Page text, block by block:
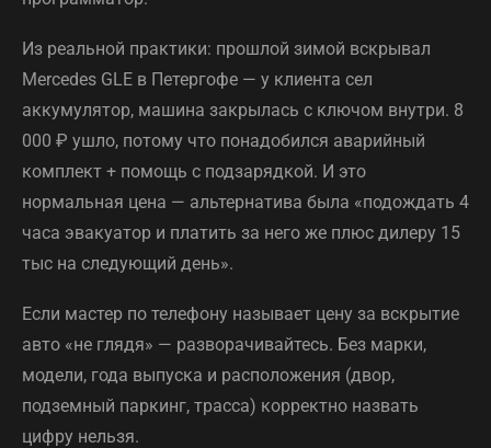
Из реальной практики: прошлой зимой вскрывал
Mercedes GLE в Петергофе — у клиента сел
аккумулятор, машина закрылась с ключом внутри. 8
000 ₽ ушло, потому что понадобился аварийный
комплект + помощь с подзарядкой. И это
нормальная цена — альтернатива была «подождать 4
часа эвакуатор и платить за него же плюс дилеру 15
тыс на следующий день».
Если мастер по телефону называет цену за вскрытие
авто «не глядя» — разворачивайтесь. Без марки,
модели, года выпуска и расположения (двор,
подземный паркинг, трасса) корректно назвать
цифру нельзя.